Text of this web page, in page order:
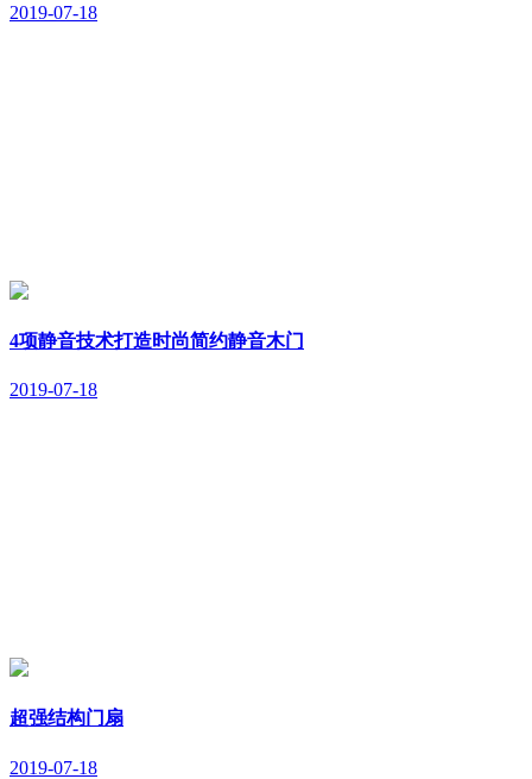
2019-07-18
4项静音技术打造时尚简约静音木门
2019-07-18
超强结构门扇
2019-07-18